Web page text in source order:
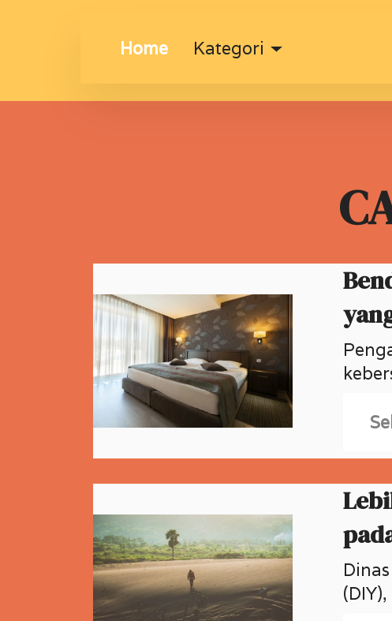
Home Kategori